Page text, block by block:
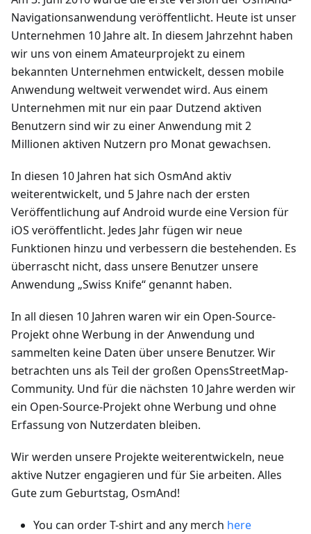
Navigationsanwendung veröffentlicht. Heute ist unser
Unternehmen 10 Jahre alt. In diesem Jahrzehnt haben
wir uns von einem Amateurprojekt zu einem
bekannten Unternehmen entwickelt, dessen mobile
Anwendung weltweit verwendet wird. Aus einem
Unternehmen mit nur ein paar Dutzend aktiven
Benutzern sind wir zu einer Anwendung mit 2
Millionen aktiven Nutzern pro Monat gewachsen.
In diesen 10 Jahren hat sich OsmAnd aktiv
weiterentwickelt, und 5 Jahre nach der ersten
Veröffentlichung auf Android wurde eine Version für
iOS veröffentlicht. Jedes Jahr fügen wir neue
Funktionen hinzu und verbessern die bestehenden. Es
überrascht nicht, dass unsere Benutzer unsere
Anwendung „Swiss Knife“ genannt haben.
In all diesen 10 Jahren waren wir ein Open-Source-
Projekt ohne Werbung in der Anwendung und
sammelten keine Daten über unsere Benutzer. Wir
betrachten uns als Teil der großen OpensStreetMap-
Community. Und für die nächsten 10 Jahre werden wir
ein Open-Source-Projekt ohne Werbung und ohne
Erfassung von Nutzerdaten bleiben.
Wir werden unsere Projekte weiterentwickeln, neue
aktive Nutzer engagieren und für Sie arbeiten. Alles
Gute zum Geburtstag, OsmAnd!
You can order T-shirt and any merch here